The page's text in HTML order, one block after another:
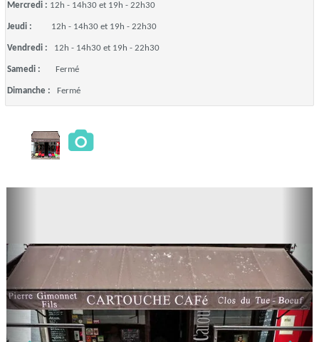
Mercredi : 12h - 14h30 et 19h - 22h30
Jeudi : 12h - 14h30 et 19h - 22h30
Vendredi : 12h - 14h30 et 19h - 22h30
Samedi : Fermé
Dimanche : Fermé